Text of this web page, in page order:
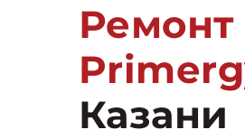
Ремонт
Казани